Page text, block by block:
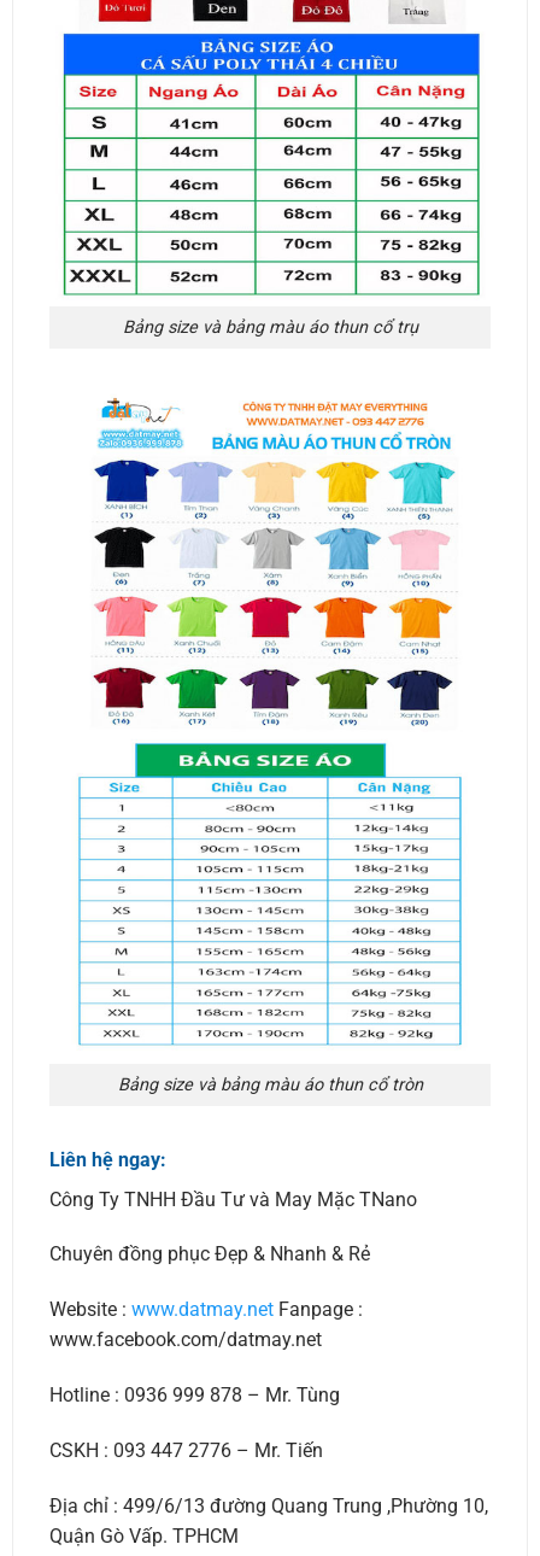
Bảng size và bảng màu áo thun cổ trụ
Bảng size và bảng màu áo thun cổ tròn
Liên hệ ngay:
Công Ty TNHH Đầu Tư và May Mặc TNano
Chuyên đồng phục Đẹp & Nhanh & Rẻ
Website : www.datmay.netFanpage :
www.facebook.com/datmay.net
Hotline : 0936 999 878 – Mr. Tùng
CSKH : 093 447 2776 – Mr. Tiến
Địa chỉ : 499/6/13 đường Quang Trung ,Phường 10,
Quận Gò Vấp. TPHCM